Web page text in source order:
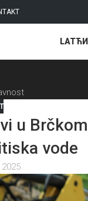
LAT
u Brčkom
vode